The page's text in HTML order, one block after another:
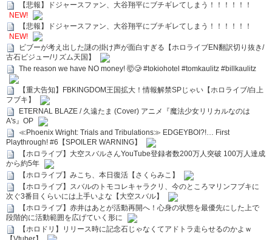
【悲報】ドジャースファン、大谷翔平にブチギレてしまう！！！！！！
NEW!
【悲報】ドジャースファン、大谷翔平にブチギレてしまう！！！！！！
NEW!
ビブーが考え出した謎の掛け声が面白すぎる【ホロライブEN翻訳切り抜き/
古石ビジュー/リズム天国】
The reason we have NO money! 🤯🥲 #tokiohotel #tomkaulitz #billkaulitz
【重大告知】FBKINGDOM王国拡大！情報解禁SPじゃい【ホロライブ/白上
フブキ】
ETERNAL BLAZE / 久遠たま (Cover) アニメ『魔法少女リリカルなのは
A's』OP
≪Phoenix Wright: Trials and Tribulations≫ EDGEYBOI?!… First
Playthrough! #6【SPOILER WARNING】
【ホロライブ】大空スバルさんYouTube登録者数200万人突破 100万人達成
から約5年
【ホロライブ】みこち、本日復活【さくらみこ】
【ホロライブ】スバルのトモコレキャラクリ、今のところマリンフブキに
次ぐ3番目くらいには上手いよな【大空スバル】
【ホロライブ】赤井はあとが活動再開へ！心身の状態を最優先にした上で
段階的に活動範囲を広げていく形に
【ホロドリ】リリース時に記念石じゃなくてアドトラ走らせるのかよｗ